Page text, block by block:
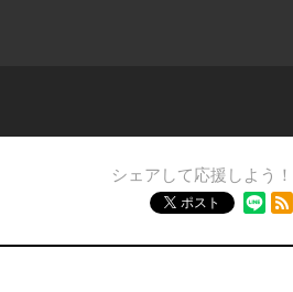
シェアして応援しよう！
ポスト